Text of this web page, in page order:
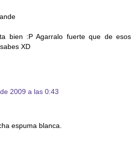
bien :P Agarralo fuerte que de esos
XD
2009 a las 0:43
espuma blanca.